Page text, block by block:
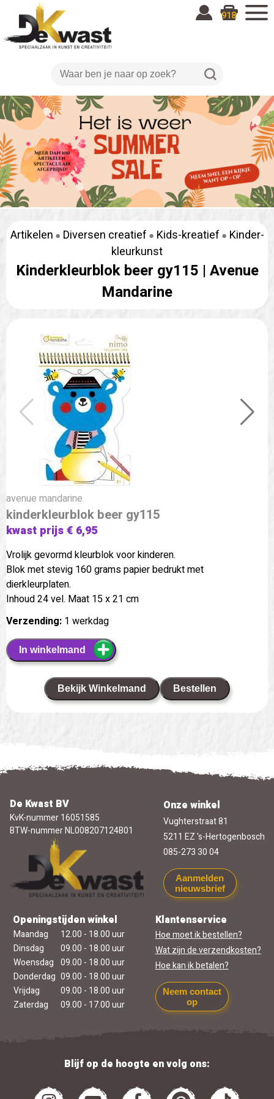
918
Artikelen Diversen creatief Kids-kreatief
Kinder-
kleurkunst
Kinderkleurblok beer gy115 | Avenue
Mandarine
avenue mandarine
kinderkleurblok beer gy115
kwast prijs € 6,95
Vrolijk gevormd kleurblok voor kinderen.
Blok met stevig 160 grams papier bedrukt met
dierkleurplaten.
Inhoud 24 vel. Maat 15 x 21 cm
Verzending: 1 werkdag
In winkelmand
Bekijk Winkelmand Bestellen
De Kwast BV
KvK-nummer 16051585
BTW-nummer NL008207124B01
Onze winkel
Vughterstraat 81
5211 EZ 's-Hertogenbosch
085-273 30 04
Aanmelden
nieuwsbrief
Openingstijden winkel
Maandag
12.00 - 18.00 uur
Dinsdag
09.00 - 18.00 uur
Woensdag 09.00 - 18.00 uur
Donderdag 09.00 - 18.00 uur
Vrijdag
09.00 - 18.00 uur
Zaterdag
09.00 - 17.00 uur
Klantenservice
Hoe moet ik bestellen?
Wat zijn de verzendkosten?
Hoe kan ik betalen?
Neem contact
op
Blijf op de hoogte en volg ons: